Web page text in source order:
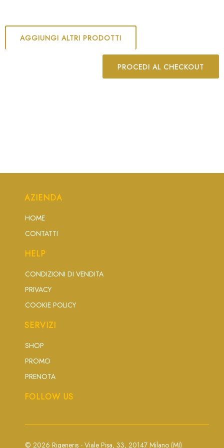
AGGIUNGI ALTRI PRODOTTI
PROCEDI AL CHECKOUT
AZIENDA
HOME
CONTATTI
HELP
CONDIZIONI DI VENDITA
PRIVACY
COOKIE POLICY
SERVIZI
SHOP
PROMO
PRENOTA
FOLLOW US
© 2026 Rigeneris - Viale Pisa, 33, 20147 Milano (MI)